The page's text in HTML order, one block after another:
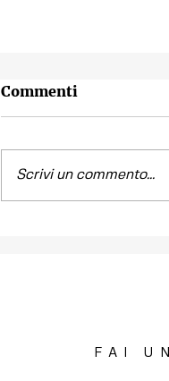
Commenti
Scrivi un commento...
FAI